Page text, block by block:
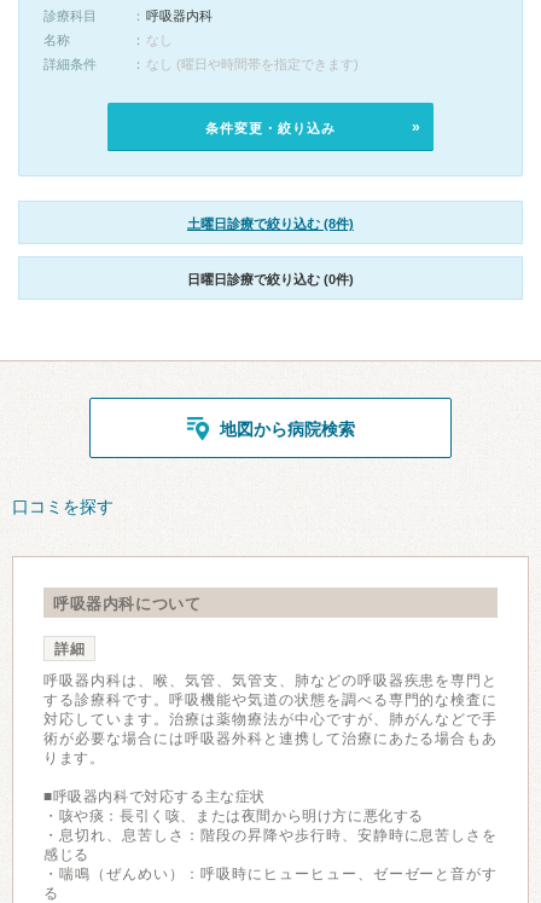
診療科目
呼吸器内科
名称
なし
詳細条件
なし (曜日や時間帯を指定できます)
条件変更・絞り込み
土曜日診療で絞り込む (8件)
日曜日診療で絞り込む (0件)
地図から病院検索
口コミを探す
呼吸器内科について
詳細
呼吸器内科は、喉、気管、気管支、肺などの呼吸器疾患を専門と
する診療科です。呼吸機能や気道の状態を調べる専門的な検査に
対応しています。治療は薬物療法が中心ですが、肺がんなどで手
術が必要な場合には呼吸器外科と連携して治療にあたる場合もあ
ります。
■呼吸器内科で対応する主な症状
・咳や痰：長引く咳、または夜間から明け方に悪化する
・息切れ、息苦しさ：階段の昇降や歩行時、安静時に息苦しさを
感じる
・喘鳴（ぜんめい）：呼吸時にヒューヒュー、ゼーゼーと音がす
る